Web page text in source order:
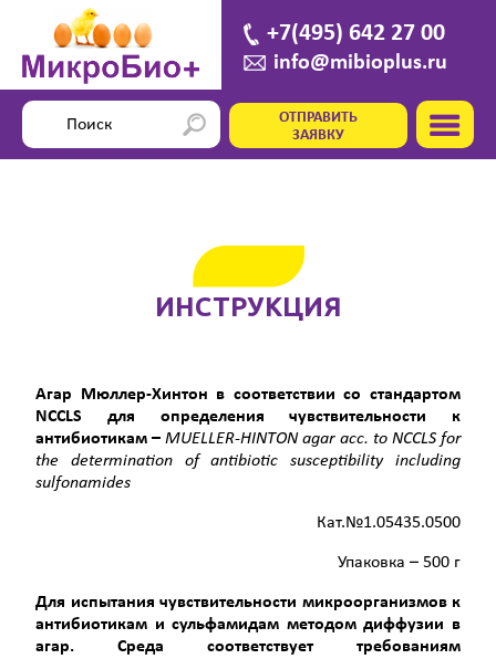
+7(495) 642 27 00
info@mibioplus.ru
ОТПРАВИТЬ
ЗАЯВКУ
ИНСТРУКЦИЯ
Агар Мюллер-Хинтон в соответствии со стандартом
NCCLS для определения чувствительности к
антибиотикам –MUELLER-HINTON agar acc. to NCCLS for
the
determination of antibiotic susceptibility
including
sulfonamides
Кат.№1.05435.0500
Упаковка – 500 г
Для испытания чувствительности микроорганизмов к
антибиотикам и сульфамидам методом диффузии в
агар. Среда соответствует требованиям